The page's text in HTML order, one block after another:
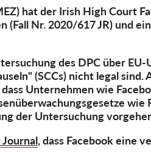
hat der Irish High Court
(Fall Nr. 2020/617 JR) und
des DPC über
(SCCs) nicht legal
Unternehmen wie
wie
der Untersuchung
, dass Facebook eine